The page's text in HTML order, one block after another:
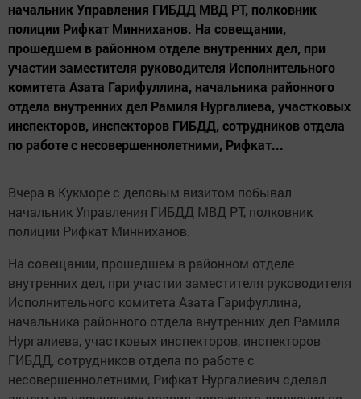
начальник Управления ГИБДД МВД РТ, полковник
полиции Рифкат Минниханов. На совещании,
прошедшем в районном отделе внутренних дел, при
участии заместителя руководителя Исполнительного
комитета Азата Гарифуллина, начальника районного
отдела внутренних дел Рамиля Нургалиева, участковых
инспекторов, инспекторов ГИБДД, сотрудников отдела
по работе с несовершеннолетними, Рифкат...
Вчера в Кукморе с деловым визитом побывал
начальник Управления ГИБДД МВД РТ, полковник
полиции Рифкат Минниханов.
На совещании, прошедшем в районном отделе
внутренних дел, при участии заместителя руководителя
Исполнительного комитета Азата Гарифуллина,
начальника районного отдела внутренних дел Рамиля
Нургалиева, участковых инспекторов, инспекторов
ГИБДД, сотрудников отдела по работе с
несовершеннолетними, Рифкат Нургалиевич сделал